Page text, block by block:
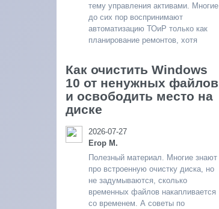
тему управления активами. Многие
до сих пор воспринимают
автоматизацию ТОиР только как
планирование ремонтов, хотя
Как очистить Windows
10 от ненужных файлов
и освободить место на
диске
2026-07-27
Егор М.
Полезный материал. Многие знают
про встроенную очистку диска, но
не задумываются, сколько
временных файлов накапливается
со временем. А советы по